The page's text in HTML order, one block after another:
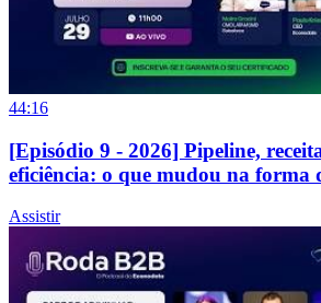
44:16
[Episódio 9 - 2026] Pipeline,
eficiência: o que mudou na forma
Assistir